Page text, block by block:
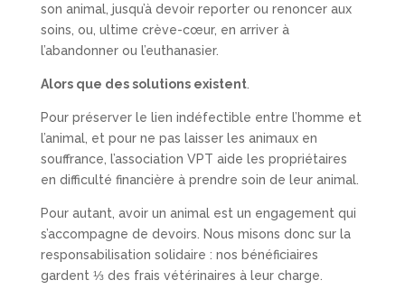
son animal, jusqu’à devoir reporter ou renoncer aux
soins, ou, ultime crève-cœur, en arriver à
l’abandonner ou l’euthanasier.
Alors que des solutions existent.
Pour préserver le lien indéfectible entre l’homme et
l’animal, et pour ne pas laisser les animaux en
souffrance, l’association VPT aide les propriétaires
en difficulté financière à prendre soin de leur animal.
Pour autant, avoir un animal est un engagement qui
s’accompagne de devoirs. Nous misons donc sur la
responsabilisation solidaire : nos bénéficiaires
gardent ⅓ des frais vétérinaires à leur charge.